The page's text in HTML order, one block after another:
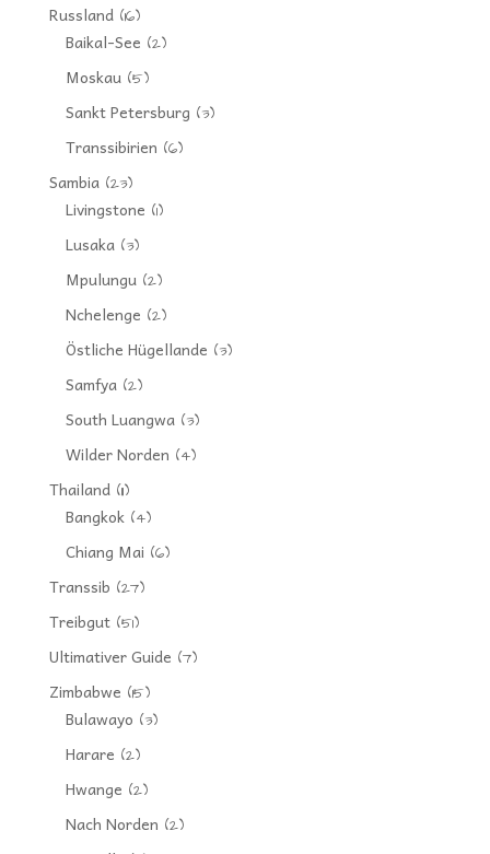
Russland(16)
Baikal-See (2)
Moskau(5)
Sankt Petersburg (3)
Transsibirien (6)
Sambia(23)
Livingstone (1)
Lusaka(3)
Mpulungu(2)
Nchelenge (2)
Östliche Hügellande (3)
Samfya(2)
South Luangwa(3)
Wilder Norden (4)
Thailand(11)
Bangkok(4)
Chiang Mai (6)
Transsib (27)
Treibgut(51)
Ultimativer Guide (7)
Zimbabwe (15)
Bulawayo (3)
Harare (2)
Hwange (2)
Nach Norden (2)